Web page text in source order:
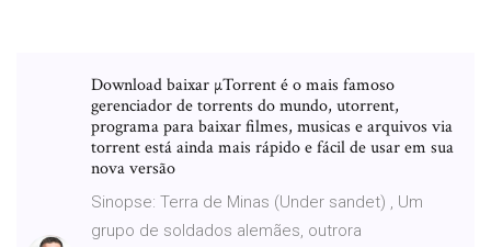
Download baixar µTorrent é o mais famoso
gerenciador de torrents do mundo, utorrent,
programa para baixar filmes, musicas e arquivos via
torrent está ainda mais rápido e fácil de usar em sua
nova versão
Sinopse: Terra de Minas (Under sandet) , Um
grupo de soldados alemães, outrora